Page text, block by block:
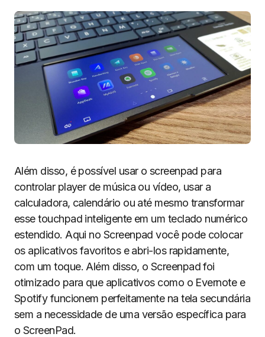
Além disso, é possível usar o screenpad para
controlar player de música ou vídeo, usar a
calculadora, calendário ou até mesmo transformar
esse touchpad inteligente em um teclado numérico
estendido. Aqui no Screenpad você pode colocar
os aplicativos favoritos e abri-los rapidamente,
com um toque. Além disso, o Screenpad foi
otimizado para que aplicativos como o Evernote e
Spotify funcionem perfeitamente na tela secundária
sem a necessidade de uma versão específica para
o ScreenPad.